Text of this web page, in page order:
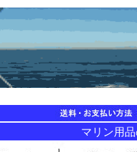
マリン用